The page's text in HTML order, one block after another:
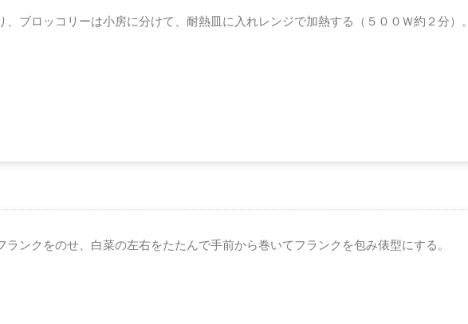
、ブロッコリーは小房に分けて、耐熱皿に入れレンジで加熱する（５００Ｗ約２分）。
ランクをのせ、白菜の左右をたたんで手前から巻いてフランクを包み俵型にする。